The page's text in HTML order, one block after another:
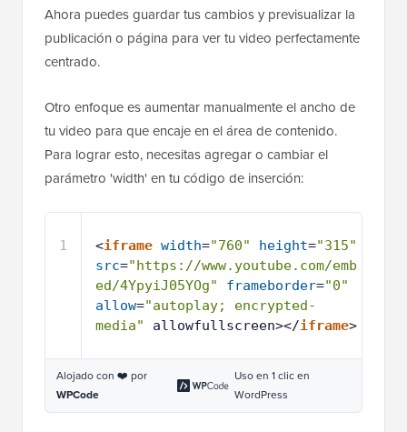
Ahora puedes guardar tus cambios y previsualizar la
publicación o página para ver tu video perfectamente
centrado.
Otro enfoque es aumentar manualmente el ancho de
tu video para que encaje en el área de contenido.
Para lograr esto, necesitas agregar o cambiar el
parámetro 'width' en tu código de inserción:
1 <iframe width="760" height="315"
src="https://www.youtube.com/emb
ed/4YpyiJ05YOg"
frameborder="0"
allow="autoplay; encrypted-
media"
allowfullscreen></iframe>
Alojado con ❤️ por
WPCode
Uso en 1 clic en
WordPress